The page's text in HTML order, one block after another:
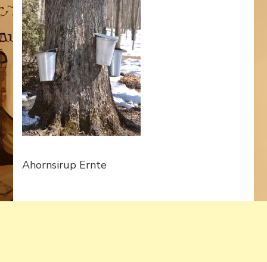
Ahornsirup Ernte